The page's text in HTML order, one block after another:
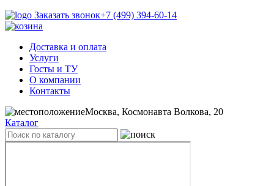
Заказать звонок+7 (499) 394-60-14
Доставка и оплата
Услуги
Госты и ТУ
О компании
Контакты
Москва, Космонавта Волкова, 20
Каталог